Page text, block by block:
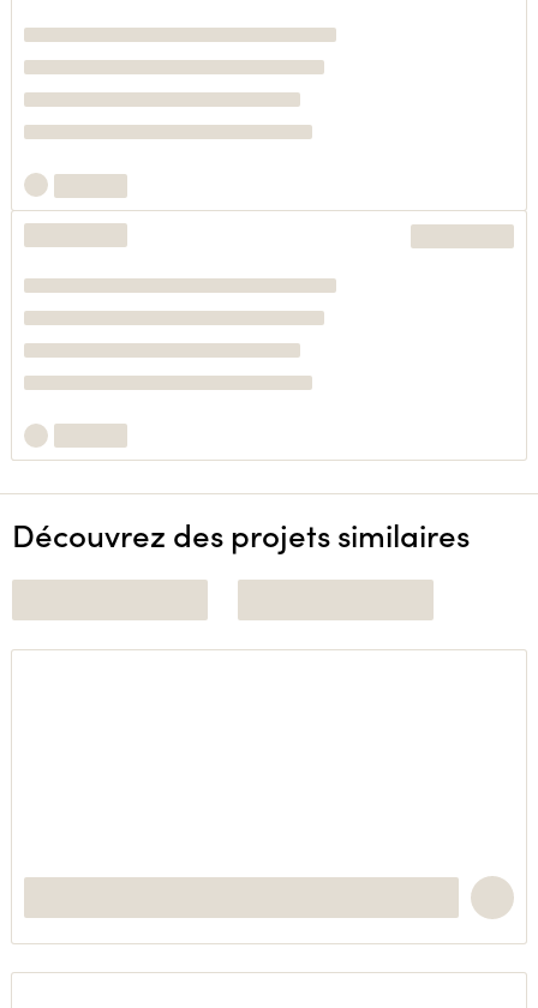
Découvrez des projets similaires